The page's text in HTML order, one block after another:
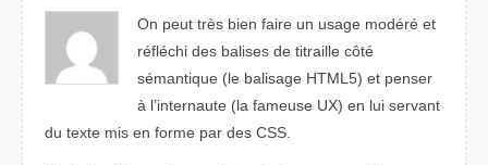
On peut très bien faire un usage modéré et
réfléchi des balises de titraille côté
sémantique (le balisage HTML5) et penser
à l’internaute (la fameuse UX) en lui servant
du texte mis en forme par des CSS.